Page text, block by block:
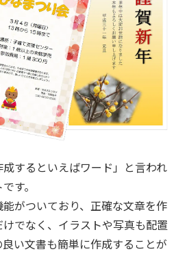
成するといえばワード」と言われ
す。
がついており、正確な文章を作
でなく、イラストや写真も配置
い文書も簡単に作成することが